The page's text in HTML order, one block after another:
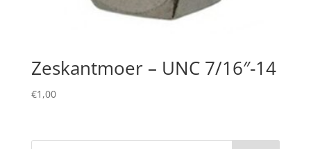
Zeskantmoer – UNC 7/16″-14
€1,00